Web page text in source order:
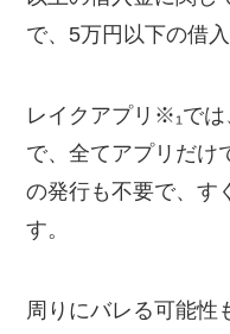
で、5万円以下の借
レイクアプリ※₁で
で、全てアプリだけ
の発行も不要で、す
す。
周りにバレる可能性